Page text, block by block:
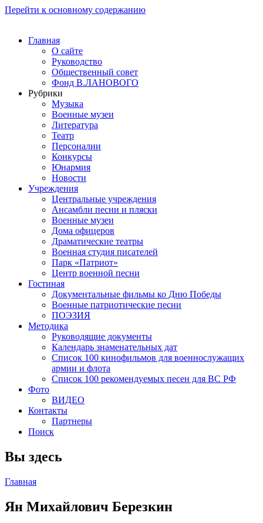
Перейти к основному содержанию
Главная
О сайте
Руководство
Общественный совет
Фонд В.ЛАНОВОГО
Рубрики
Музыка
Военные музеи
Литература
Театр
Персоналии
Конкурсы
Юнармия
Новости
Учреждения
Центральные учреждения
Ансамбли песни и пляски
Военные музеи
Дома офицеров
Драматические театры
Военная студия писателей
Парк «Патриот»
Центр военной песни
Гостиная
Документальные фильмы ко Дню Победы
Военные патриотические песни
ПОЭЗИЯ
Методика
Руководящие документы
Календарь знаменательных дат
Список 100 кинофильмов для военнослужащих
армии и флота
Список 100 рекомендуемых песен для ВС РФ
Фото
ВИДЕО
Контакты
Партнеры
Поиск
Вы здесь
Главная
Ян Михайлович Березкин